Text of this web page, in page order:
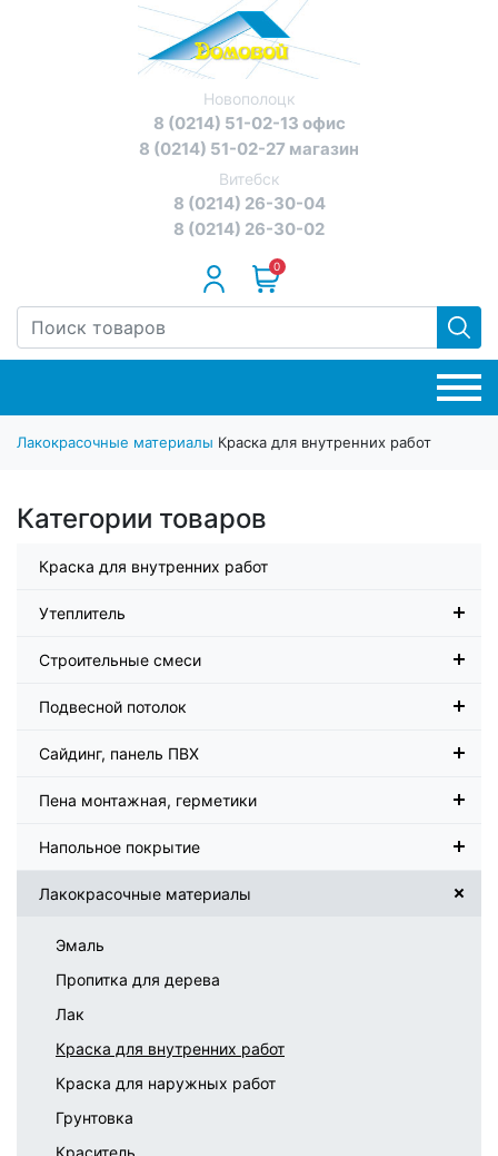
Новополоцк
8 (0214) 51-02-13 офис
8 (0214) 51-02-27 магазин
Витебск
8 (0214) 26-30-04
8 (0214) 26-30-02
0
Лакокрасочные материалы Краска для внутренних работ
Категории товаров
Краска для внутренних работ
Утеплитель
Строительные смеси
Подвесной потолок
Сайдинг, панель ПВХ
Пена монтажная, герметики
Напольное покрытие
Лакокрасочные материалы
Эмаль
Пропитка для дерева
Лак
Краска для внутренних работ
Краска для наружных работ
Грунтовка
Краситель